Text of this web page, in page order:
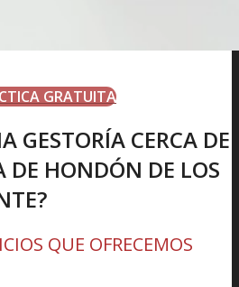
GRATUITA
GESTORÍA CERCA DE
HONDÓN DE LOS
QUE OFRECEMOS